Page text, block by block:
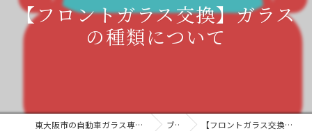
【フロントガラス交換】ガラス
の種類について
東大阪市の自動車ガラス専門店・株式会社水野ガラス ブログ 【フロントガラス交換】ガラスの種類について